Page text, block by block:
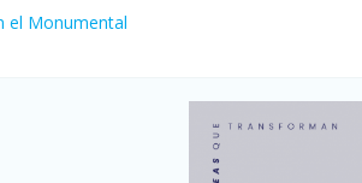
el Monumental
y consumo turístico: 4,6 millones de
en julio: bajó un 12,6% interanual